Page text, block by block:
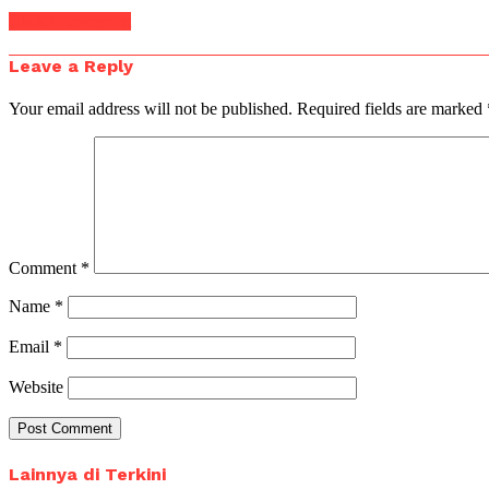
Leave a Reply
Your email address will not be published. Required fields are marked
Comment *
Name *
Email *
Website
Lainnya di Terkini